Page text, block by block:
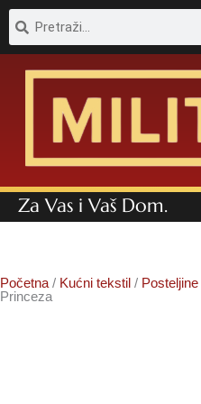
Pretraga
Za Vas i Vaš Dom.
Početna / Kućni tekstil / Posteljine
Princeza